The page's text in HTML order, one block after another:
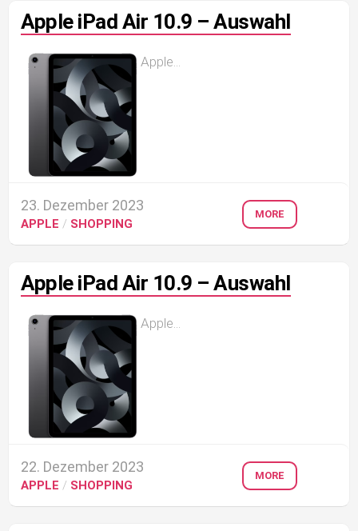
Apple iPad Air 10.9 – Auswahl
Apple...
23. Dezember 2023
APPLE / SHOPPING
MORE
Apple iPad Air 10.9 – Auswahl
Apple...
22. Dezember 2023
APPLE / SHOPPING
MORE